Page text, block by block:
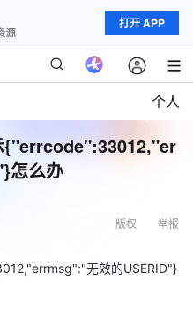
打开 APP
个人
{"errcode":33012,"er
怎么办
举报
版权
无效的USERID"}